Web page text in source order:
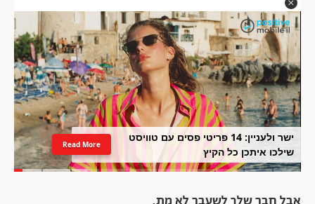
ישר ולעניין: 14 פריטי פסים עם טוויסט
שילכו איתכן כל הקיץ
Read More